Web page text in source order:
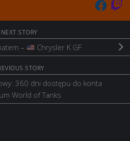
NEXT STORY
– Chrysler K GF
STORY
360 dni dostępu do konta
World of Tanks